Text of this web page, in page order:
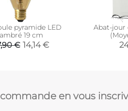
pyramide LED
ambré 19 cm
€ 14,14 €
Abat-jour
en vous